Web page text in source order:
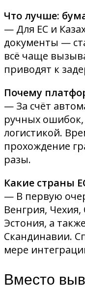
Что лучше:
— Для ЕС и
документы —
всё чаще
приводят к
Почему
— За счёт
ручных
логистикой.
прохождение
разы.
Какие страны
— В первую
Венгрия,
Эстония, а
Скандинавии.
мере
Вместо